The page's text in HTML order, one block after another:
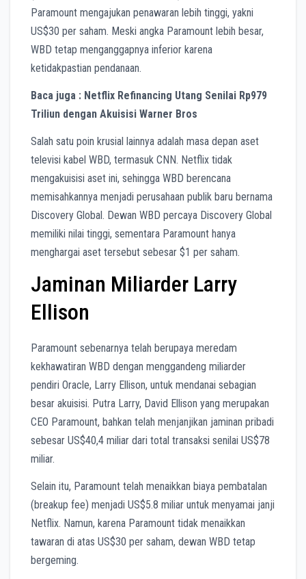
Paramount mengajukan penawaran lebih tinggi, yakni
US$30 per saham. Meski angka Paramount lebih besar,
WBD tetap menganggapnya inferior karena
ketidakpastian pendanaan.
Baca juga : Netflix Refinancing Utang Senilai Rp979
Triliun dengan Akuisisi Warner Bros
Salah satu poin krusial lainnya adalah masa depan aset
televisi kabel WBD, termasuk CNN. Netflix tidak
mengakuisisi aset ini, sehingga WBD berencana
memisahkannya menjadi perusahaan publik baru bernama
Discovery Global. Dewan WBD percaya Discovery Global
memiliki nilai tinggi, sementara Paramount hanya
menghargai aset tersebut sebesar $1 per saham.
Jaminan Miliarder Larry
Ellison
Paramount sebenarnya telah berupaya meredam
kekhawatiran WBD dengan menggandeng miliarder
pendiri Oracle, Larry Ellison, untuk mendanai sebagian
besar akuisisi. Putra Larry, David Ellison yang merupakan
CEO Paramount, bahkan telah menjanjikan jaminan pribadi
sebesar US$40,4 miliar dari total transaksi senilai US$78
miliar.
Selain itu, Paramount telah menaikkan biaya pembatalan
(breakup fee) menjadi US$5.8 miliar untuk menyamai janji
Netflix. Namun, karena Paramount tidak menaikkan
tawaran di atas US$30 per saham, dewan WBD tetap
bergeming.